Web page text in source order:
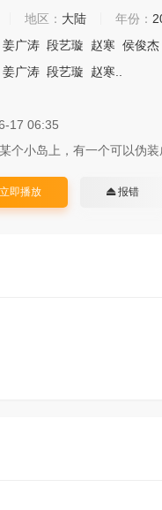
地区： 大陆 年份：
姜广涛 段艺璇 赵寒 侯俊杰
姜广涛 段艺璇
赵寒..
17 06:35
小岛上，有一个可以伪装
立即播放 报错